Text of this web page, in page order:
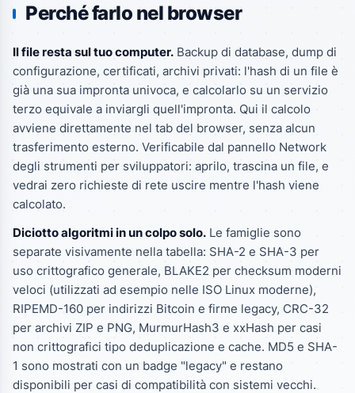
Perché farlo nel browser
Il file resta sul tuo computer. Backup di database, dump di
configurazione, certificati, archivi privati: l'hash di un file è
già una sua impronta univoca, e calcolarlo su un servizio
terzo equivale a inviargli quell'impronta. Qui il calcolo
avviene direttamente nel tab del browser, senza alcun
trasferimento esterno. Verificabile dal pannello Network
degli strumenti per sviluppatori: aprilo, trascina un file, e
vedrai zero richieste di rete uscire mentre l'hash viene
calcolato.
Diciotto algoritmi in un colpo solo. Le famiglie sono
separate visivamente nella tabella: SHA-2 e SHA-3 per
uso crittografico generale, BLAKE2 per checksum moderni
veloci (utilizzati ad esempio nelle ISO Linux moderne),
RIPEMD-160 per indirizzi Bitcoin e firme legacy, CRC-32
per archivi ZIP e PNG, MurmurHash3 e xxHash per casi
non crittografici tipo deduplicazione e cache. MD5 e SHA-
1 sono mostrati con un badge "legacy" e restano
disponibili per casi di compatibilità con sistemi vecchi.